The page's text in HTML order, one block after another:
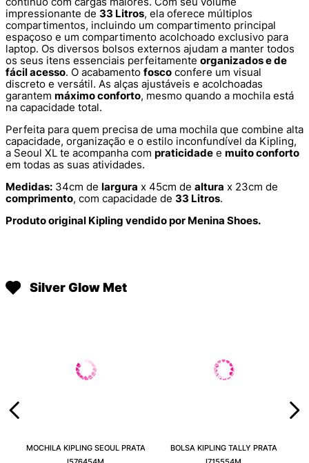
impressionante de 33 Litros, ela oferece múltiplos
compartimentos, incluindo um compartimento principal
espaçoso e um compartimento acolchoado exclusivo para
laptop. Os diversos bolsos externos ajudam a manter todos
os seus itens essenciais perfeitamente organizados e de
fácil acesso. O acabamento fosco confere um visual
discreto e versátil. As alças ajustáveis e acolchoadas
garantem máximo conforto, mesmo quando a mochila está
na capacidade total.
Perfeita para quem precisa de uma mochila que combine alta
capacidade, organização e o estilo inconfundível da Kipling,
a Seoul XL te acompanha com praticidade e muito conforto
em todas as suas atividades.
Medidas: 34cm de largura x 45cm de altura x 23cm de
comprimento, com capacidade de 33 Litros.
Produto original Kipling vendido por Menina Shoes.
Silver Glow Met
MOCHILA KIPLING SEOUL PRATA
BOLSA KIPLING TALLY PRATA